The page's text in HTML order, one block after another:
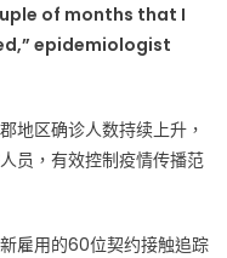
of months that I
epidemiologist
地区确诊人数持续上升，
员，有效控制疫情传播范
雇用的60位契约接触追踪